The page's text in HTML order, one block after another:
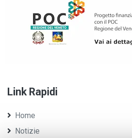
Link Rapidi
Home
Notizie